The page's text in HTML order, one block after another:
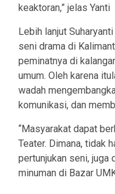
keaktoran,” jelas Yanti
Lebih lanjut
seni drama di
peminatnya di
umum. Oleh karena
wadah
komunikasi, dan
“Masyarakat dapat
Teater. Dimana, tidak
pertunjukan seni, juga
minuman di Bazar